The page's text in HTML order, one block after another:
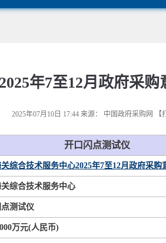
年7至12月政府采
2025年07月10日 17:44 来源： 中国政府采购网 【
开口闪点测试仪
综合技术服务中心2025年7至12月政府采购
综合技术服务中心
测试仪
万元(人民币)